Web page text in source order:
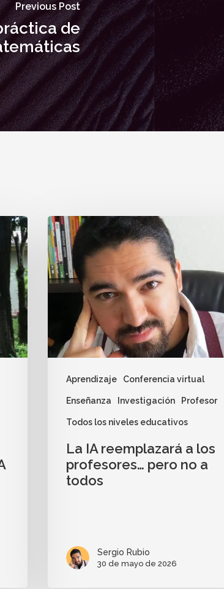
Previous Post
de
Aprendizaje Conferencia virtual
Enseñanza Investigación Profesor
Todos los niveles educativos
La IA reemplazará a los
profesores… pero no a
todos
Sergio Rubio
30 de mayo de 2026